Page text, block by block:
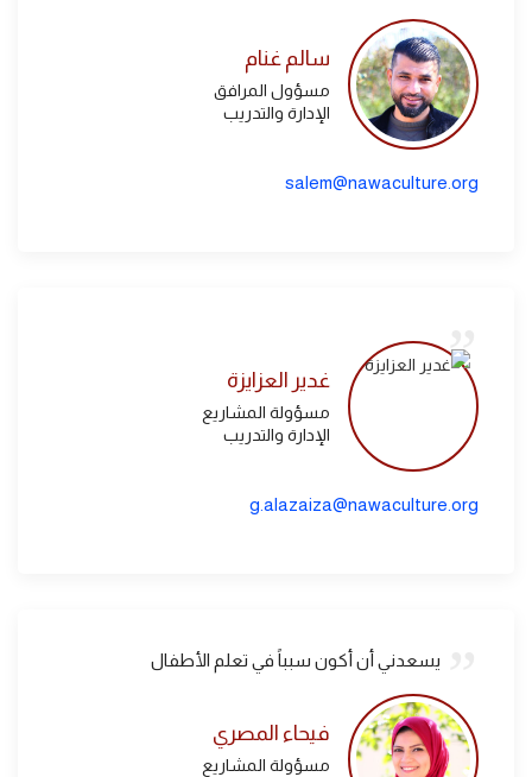
سالم غنام
مسؤول المرافق
الإدارة والتدريب
salem@nawaculture.org
غدير العزايزة
مسؤولة المشاريع
الإدارة والتدريب
g.alazaiza@nawaculture.org
يسعدني أن أكون سبباً في تعلم الأطفال
فيحاء المصري
مسؤولة المشاريع